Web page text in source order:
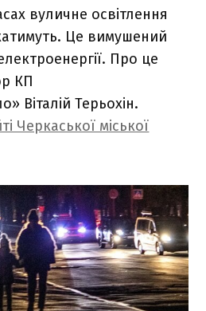
вуличне освітлення
Це вимушений
Про це
КП
Віталій Терьохін.
Черкаської міської